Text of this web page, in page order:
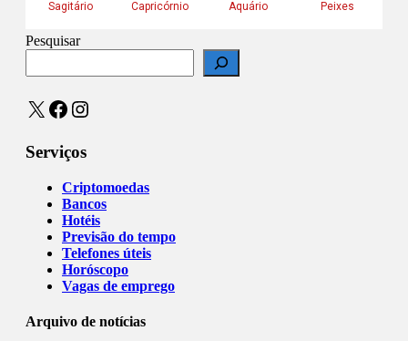
Pesquisar
X Facebook
Instagram
Serviços
Criptomoedas
Bancos
Hotéis
Previsão do tempo
Telefones úteis
Horóscopo
Vagas de emprego
Arquivo de notícias